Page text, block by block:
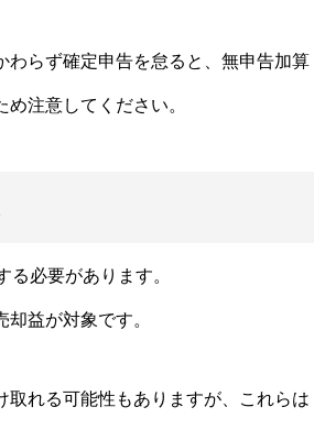
わらず確定申告を怠ると、無申告加算
注意してください。
必要があります。
益が対象です。
れる可能性もありますが、これらは